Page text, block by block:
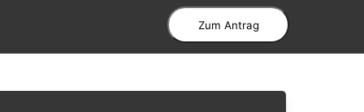
Zum Antrag